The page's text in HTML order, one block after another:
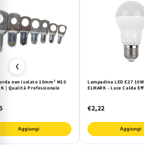
❮
non isolato 16mm² M10
| Qualità Professionale
Aggiungi
Lampadina LED E27
ELMARK - Luce Calda
€2,22
Aggiungi